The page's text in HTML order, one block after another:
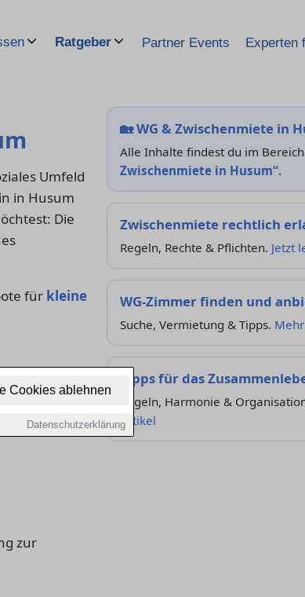
Cookies ablehnen
Datenschutzerklärung
Ratgeber Partner Events Experten
Umfeld
in Husum
Die
für kleine
und
zur
🏡WG & Zwischenmiete in
Alle Inhalte findest du im Bereich
Zwischenmiete in Husum“.
Zwischenmiete rechtlich
Regeln, Rechte & Pflichten. Jetzt
WG-Zimmer finden und
Suche, Vermietung & Tipps.
Tipps für das
Regeln, Harmonie &
Artikel